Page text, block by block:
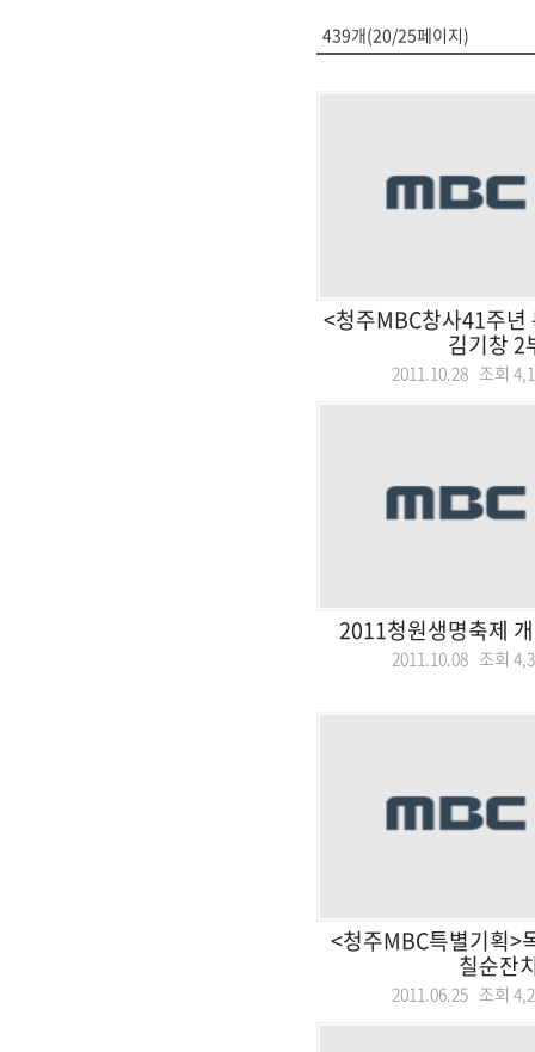
439개(20/25페이지)
<청주MBC창사41주년
김기창 2
2011.10.28 조회
2011청원생명축제
2011.10.08 조회
<청주MBC특별기획>
칠순잔
2011.06.25 조회